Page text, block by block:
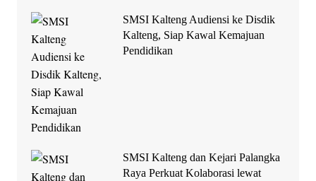
SMSI Kalteng Audiensi ke Disdik
Kalteng, Siap Kawal Kemajuan
Pendidikan
SMSI Kalteng dan Kejari Palangka
Raya Perkuat Kolaborasi lewat